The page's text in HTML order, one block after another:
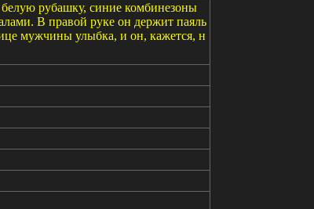
рубашку, синие комбинезоны
В правой руке он держит паяль
мужчины улыбка, и он, кажется, н